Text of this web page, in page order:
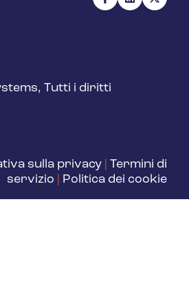
Tutti i diritti
sulla privacy
Termini di
servizio
Politica dei cookie